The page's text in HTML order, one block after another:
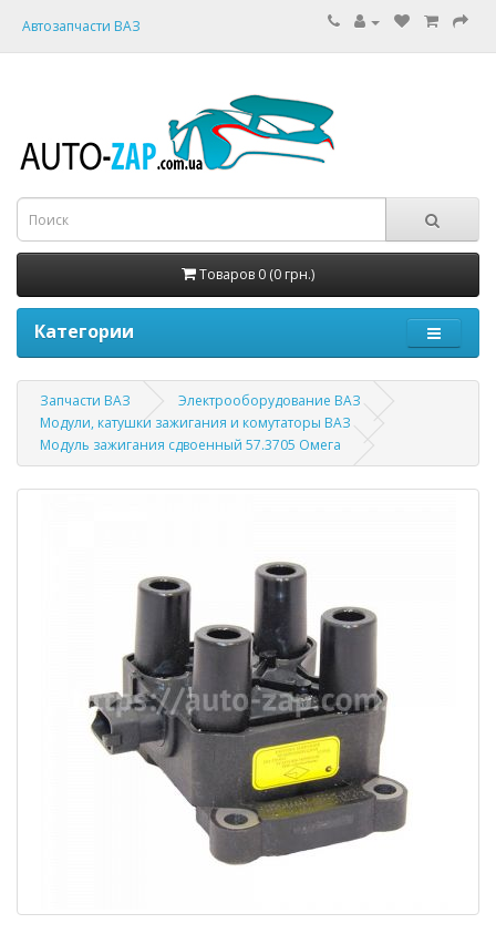
Автозапчасти ВАЗ
Товаров 0 (0 грн.)
Категории
Запчасти ВАЗ
Электрооборудование ВАЗ
Модули, катушки зажигания и комутаторы ВАЗ
Модуль зажигания сдвоенный 57.3705 Омега